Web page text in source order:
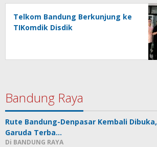
Telkom Bandung Berkunjung ke
TIKomdik Disdik
Bandung Raya
Rute Bandung-Denpasar Kembali Dibuka,
Garuda Terba…
Di BANDUNG RAYA